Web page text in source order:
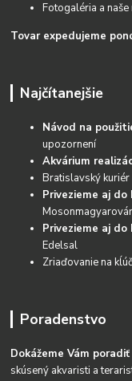
Fotogaléria a
Tovar expedujeme
Najčítanejšie
Návod na
upozornení
Akvárium
Bratislavský kuriér
Privezieme aj do
Privezieme aj do
Edelsal
Zriaďovanie na
Poradenstvo
Dokážeme Vám
skúsený akvaristi a